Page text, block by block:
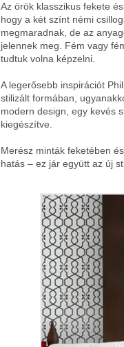
Az örök klasszikus fekete
hogy a két színt némi
megmaradnak, de az
jelennek meg. Fém vagy
tudtuk volna képzelni.
A legerősebb inspirációt
stilizált formában,
modern design, egy kevés
kiegészítve.
Merész minták feketében
hatás – ez jár együtt az új